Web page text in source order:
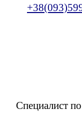
Специалист